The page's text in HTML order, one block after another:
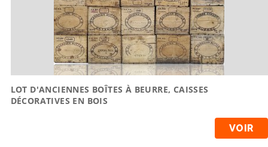
LOT D'ANCIENNES BOÎTES À BEURRE, CAISSES
DÉCORATIVES EN BOIS
VOIR